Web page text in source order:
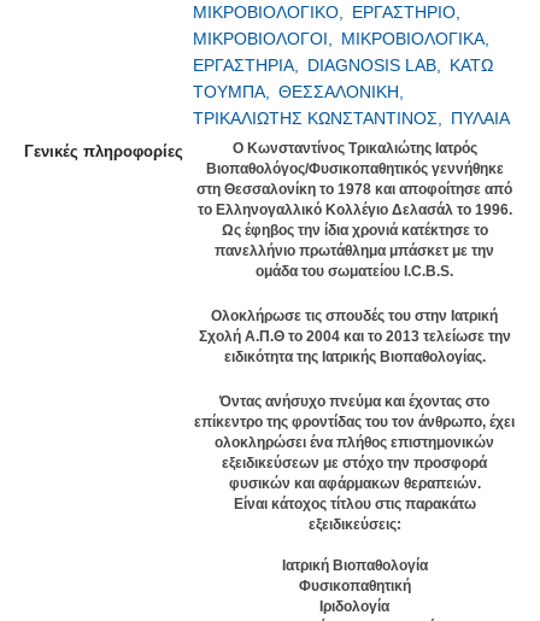
ΜΙΚΡΟΒΙΟΛΟΓΙΚΟ,
ΕΡΓΑΣΤΗΡΙΟ,
ΜΙΚΡΟΒΙΟΛΟΓΟΙ,
ΜΙΚΡΟΒΙΟΛΟΓΙΚΑ,
ΕΡΓΑΣΤΗΡΙΑ,
DIAGNOSIS LAB,
ΚΑΤΩ
ΤΟΥΜΠΑ,
ΘΕΣΣΑΛΟΝΙΚΗ,
ΤΡΙΚΑΛΙΩΤΗΣ ΚΩΝΣΤΑΝΤΙΝΟΣ,
ΠΥΛΑΙΑ
Γενικές πληροφορίες
Ο Κωνσταντίνος Τρικαλιώτης Ιατρός
Βιοπαθολόγος/Φυσικοπαθητικός γεννήθηκε
στη Θεσσαλονίκη το 1978 και αποφοίτησε από
το Ελληνογαλλικό Κολλέγιο Δελασάλ το 1996.
Ως έφηβος την ίδια χρονιά κατέκτησε το
πανελλήνιο πρωτάθλημα μπάσκετ με την
ομάδα του σωματείου I.C.B.S.
Ολοκλήρωσε τις σπουδές του στην Ιατρική
Σχολή Α.Π.Θ το 2004 και το 2013 τελείωσε την
ειδικότητα της Ιατρικής Βιοπαθολογίας.
Όντας ανήσυχο πνεύμα και έχοντας στο
επίκεντρο της φροντίδας του τον άνθρωπο, έχει
ολοκληρώσει ένα πλήθος επιστημονικών
εξειδικεύσεων με στόχο την προσφορά
φυσικών και αφάρμακων θεραπειών.
Είναι κάτοχος τίτλου στις παρακάτω
εξειδικεύσεις:
Ιατρική Βιοπαθολογία
Φυσικοπαθητική
Ιριδολογία